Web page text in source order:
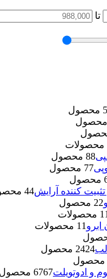
تا
88 محصول
77 محصول
کننده آرایش 44 محصول
22 محصول
1 1 محصولات
1 1 محصولات
2424 محصول
و ادوتویلت
6767 محصول